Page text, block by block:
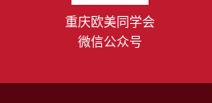
重庆欧美同学会
微信公众号